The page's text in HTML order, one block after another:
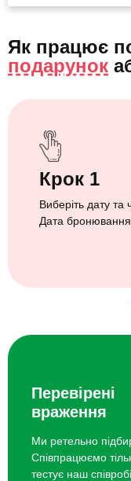
Як працює
подарунок
Крок 1
Виберіть дату та
Дата
Перевірені
враження
Ми ретельно
Співпрацюємо
тестує наш